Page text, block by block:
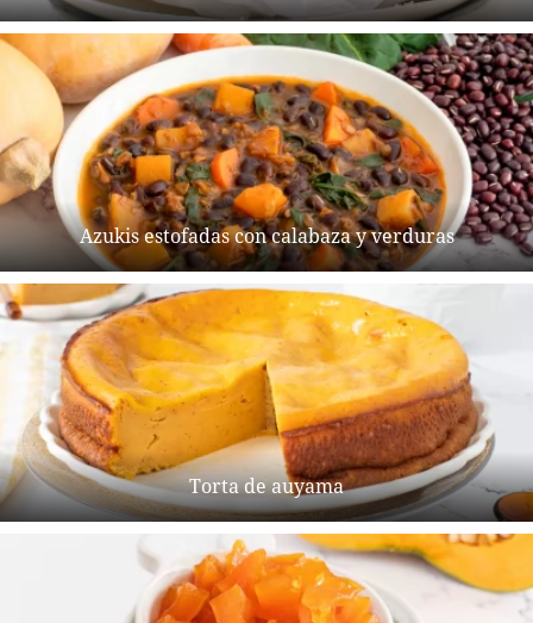
Azukis estofadas con calabaza y verduras
Torta de auyama